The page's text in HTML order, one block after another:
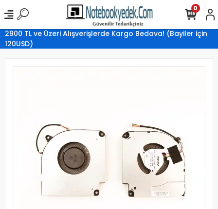
2900 TL ve Üzeri Alışverişlerde Kargo Bedava! (Bayiler için
120USD)
0